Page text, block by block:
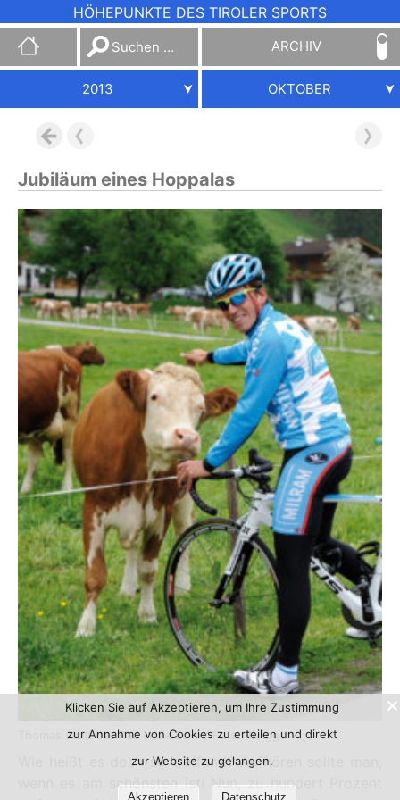
HÖHEPUNKTE DES TIROLER SPORTS
Suchen
nach:
ARCHIV
2013 OKTOBER
Jubiläum eines Hoppalas
Thomas stellt das Rad in die Ecke / Foto: Parigger
Wie heißt es doch so treffend? Aufhören sollte man,
wenn es am schönsten ist! Nun, zu hundert Prozent
Klicken Sie auf Akzeptieren, um Ihre Zustimmung
zur Annahme von Cookies zu erteilen und direkt
zur Website zu gelangen.
Akzeptieren Datenschutz